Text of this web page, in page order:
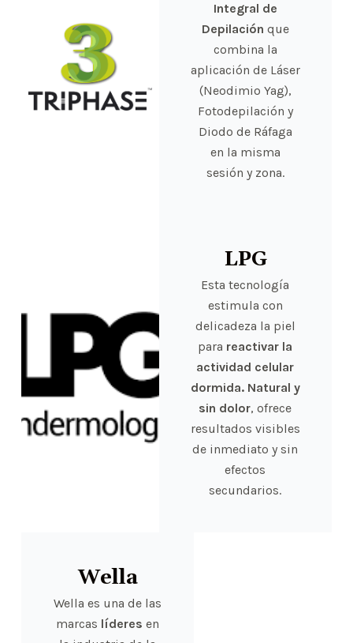
Integral de
Depilación que
combina la
aplicación de Láser
(Neodimio Yag),
Fotodepilación y
Diodo de Ráfaga
en la misma
sesión y zona.
LPG
Esta tecnología
estimula con
delicadeza la piel
para reactivar la
actividad celular
dormida. Natural y
sin dolor, ofrece
resultados visibles
de inmediato y sin
efectos
secundarios.
Wella
Wella es una de las
marcas líderes en